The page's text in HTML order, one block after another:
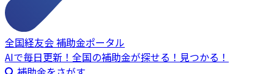
全国経友会 補助金ポータル
AIで毎日更新！全国の補助金が探せる！見つかる！